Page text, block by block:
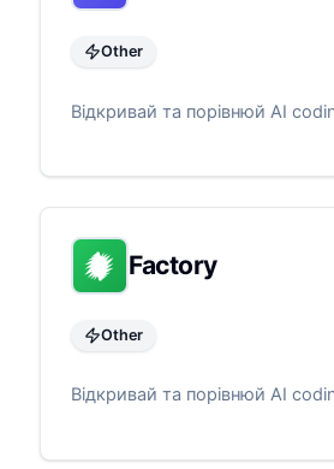
Other
Відкривай та порівнюй AI
Factory
Other
Відкривай та порівнюй AI